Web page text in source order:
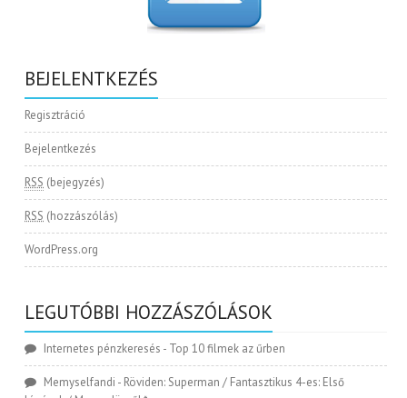
BEJELENTKEZÉS
Regisztráció
Bejelentkezés
RSS (bejegyzés)
RSS (hozzászólás)
WordPress.org
LEGUTÓBBI HOZZÁSZÓLÁSOK
Internetes pénzkeresés - Top 10 filmek az űrben
Memyselfandi - Röviden: Superman / Fantasztikus 4-es: Első